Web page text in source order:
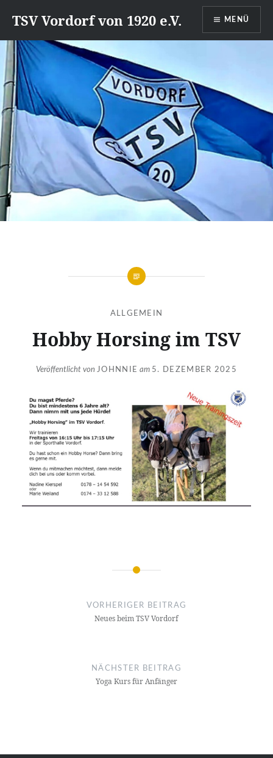
zumTSV Vordorf von 1920 e.V. MENÜ
ALLGEMEIN
Hobby Horsing im TSV
Veröffentlicht vonJOHNNIE am 5. DEZEMBER 2025
Beitragsnavigation
VORHERIGER BEITRAG
Neues beim TSV Vordorf
NÄCHSTER BEITRAG
Yoga Kurs für Anfänger